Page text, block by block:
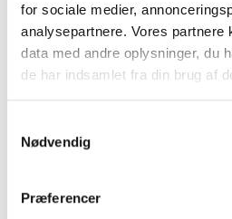
for sociale medier,
analysepartnere. Vores partnere
data med andre oplysninger, du
de har indsamlet fra din brug af
Nødvendig
Præferencer
Merry Christmas & Happy